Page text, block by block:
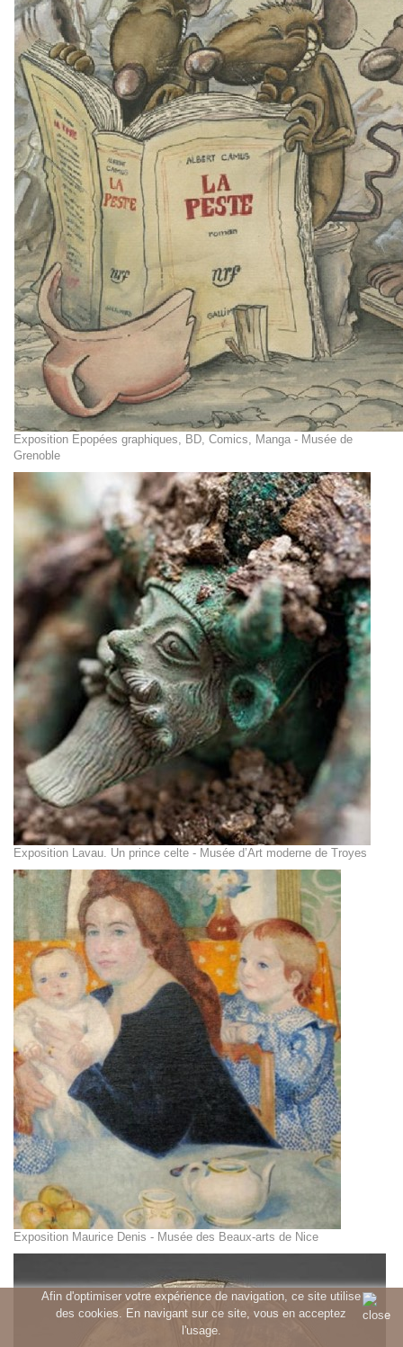
Afin d'optimiser votre expérience de navigation, ce site utilise
des cookies. En navigant sur ce site, vous en acceptez
l'usage.
Exposition Epopées graphiques, BD, Comics, Manga - Musée de
Grenoble
Exposition Lavau. Un prince celte - Musée d’Art moderne de Troyes
Exposition Maurice Denis - Musée des Beaux-arts de Nice